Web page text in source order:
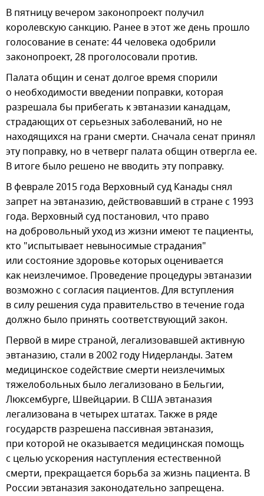
В пятницу вечером законопроект получил
королевскую санкцию. Ранее в этот же день прошло
голосование в сенате: 44 человека одобрили
законопроект, 28 проголосовали против.
Палата общин и сенат долгое время спорили
о необходимости введении поправки, которая
разрешала бы прибегать к эвтаназии канадцам,
страдающих от серьезных заболеваний, но не
находящихся на грани смерти. Сначала сенат принял
эту поправку, но в четверг палата общин отвергла ее.
В итоге было решено не вводить эту поправку.
В феврале 2015 года Верховный суд Канады снял
запрет на эвтаназию, действовавший в стране с 1993
года. Верховный суд постановил, что право
на добровольный уход из жизни имеют те пациенты,
кто "испытывает невыносимые страдания"
или состояние здоровье которых оценивается
как неизлечимое. Проведение процедуры эвтаназии
возможно с согласия пациентов. Для вступления
в силу решения суда правительство в течение года
должно было принять соответствующий закон.
Первой в мире страной, легализовавшей активную
эвтаназию, стали в 2002 году Нидерланды. Затем
медицинское содействие смерти неизлечимых
тяжелобольных было легализовано в Бельгии,
Люксембурге, Швейцарии. В США эвтаназия
легализована в четырех штатах. Также в ряде
государств разрешена пассивная эвтаназия,
при которой не оказывается медицинская помощь
с целью ускорения наступления естественной
смерти, прекращается борьба за жизнь пациента. В
России эвтаназия законодательно запрещена.